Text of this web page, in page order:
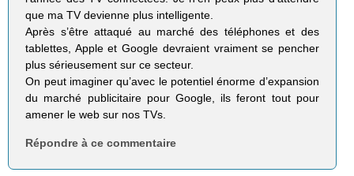
que ma TV devienne plus intelligente.
Après s’être attaqué au marché des téléphones et des
tablettes, Apple et Google devraient vraiment se pencher
plus sérieusement sur ce secteur.
On peut imaginer qu’avec le potentiel énorme d’expansion
du marché publicitaire pour Google, ils feront tout pour
amener le web sur nos TVs.
Répondre à ce commentaire